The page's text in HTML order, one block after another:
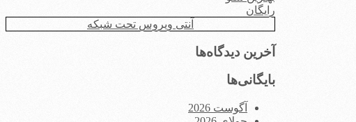
رایگان
آنتی ویروس تحت شبکه
آخرین دیدگاه‌ها
بایگانی‌ها
آگوست 2026